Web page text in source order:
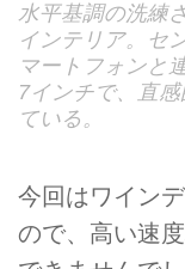
水平基調の洗練
インテリア。セ
マートフォンと
7インチで、直
ている。
今回はワイン
ので、高い速